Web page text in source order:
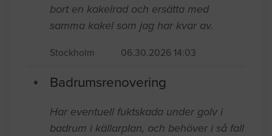
bort en kakelrad och ersätta med
samma kakel som jag har kvar av.
Stockholm 06.30.2026 14:03
Badrumsrenovering
Har eventuell fuktskada under golv i
badrum i källarplan, och behöver i så fall